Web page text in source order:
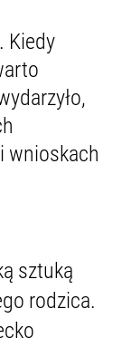
Kiedy
wnioskach
sztuką
rodzica.